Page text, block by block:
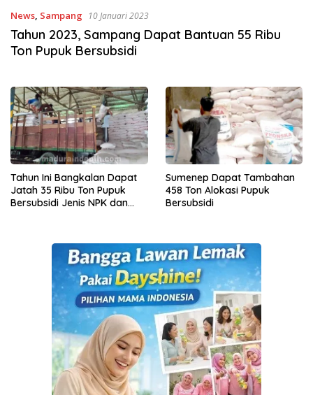
News, Sampang 10 Januari 2023
Tahun 2023, Sampang Dapat Bantuan 55 Ribu
Ton Pupuk Bersubsidi
Tahun Ini Bangkalan Dapat
Jatah 35 Ribu Ton Pupuk
Bersubsidi Jenis NPK dan
Sumenep Dapat Tambahan
458 Ton Alokasi Pupuk
Bersubsidi